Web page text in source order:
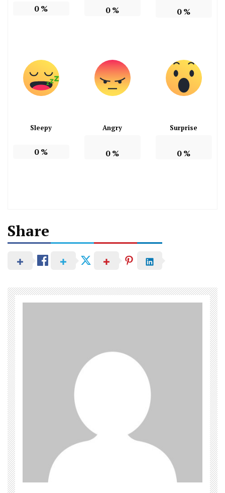
0% 0% 0%
Sleepy
0%
Angry
0%
Surprise
0%
Share